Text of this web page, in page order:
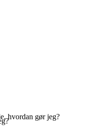
hvordan gør jeg?